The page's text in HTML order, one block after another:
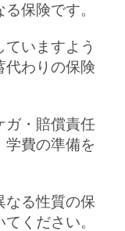
保険です。
いますよう
代わりの保険
ガ・賠償責任
学費の準備を
なる性質の保
ください。